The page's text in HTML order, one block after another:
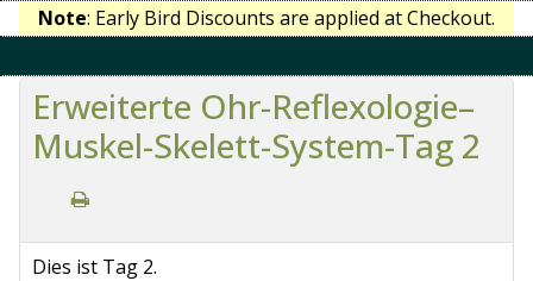
Note: Early Bird Discounts are applied at Checkout.
Erweiterte Ohr-Reflexologie–
Muskel-Skelett-System-Tag 2
Dies ist Tag 2.